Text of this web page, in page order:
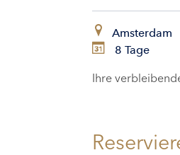
Amsterdam
8 Tage
Ihre